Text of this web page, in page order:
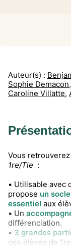
Auteur(s) :
Sophie Demacon,
Caroline Villatte,
Vous
1re/Tle :
• Utilisable avec
propose un
essentiel aux
• Un
différenciation.
• 3 grandes
des élèves de